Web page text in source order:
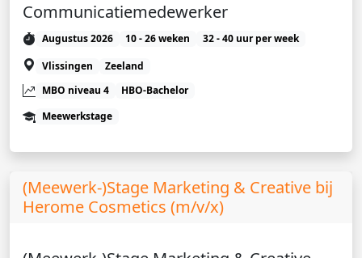
Communicatiemedewerker
Augustus 2026 10 - 26 weken
32 - 40 uur per week
Vlissingen
Zeeland
MBO niveau 4
HBO-Bachelor
Meewerkstage
(Meewerk-)Stage Marketing & Creative bij
Herome Cosmetics (m/v/x)